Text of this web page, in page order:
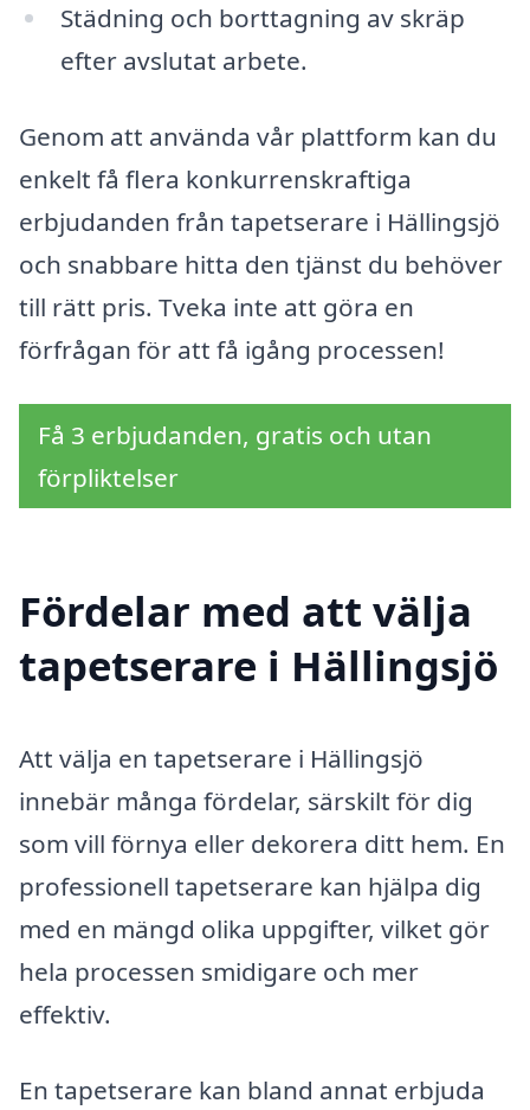
Städning och borttagning av skräp
efter avslutat arbete.
Genom att använda vår plattform kan du
enkelt få flera konkurrenskraftiga
erbjudanden från tapetserare i Hällingsjö
och snabbare hitta den tjänst du behöver
till rätt pris. Tveka inte att göra en
förfrågan för att få igång processen!
Få 3 erbjudanden, gratis och utan
förpliktelser
Fördelar med att välja
tapetserare i Hällingsjö
Att välja en tapetserare i Hällingsjö
innebär många fördelar, särskilt för dig
som vill förnya eller dekorera ditt hem. En
professionell tapetserare kan hjälpa dig
med en mängd olika uppgifter, vilket gör
hela processen smidigare och mer
effektiv.
En tapetserare kan bland annat erbjuda